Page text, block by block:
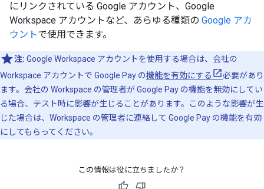
にリンクされている Google アカウント、Google
Workspace アカウントなど、あらゆる種類の Google アカ
ウントで使用できます。
注: Google Workspace アカウントを使用する場合は、会社の
Workspace アカウントで Google Pay の機能を有効にする
必要があり
ます。会社の Workspace の管理者が Google Pay の機能を無効にしてい
る場合、テスト時に影響が生じることがあります。このような影響が生
じた場合は、Workspace の管理者に連絡して Google Pay の機能を有効
にしてもらってください。
この情報は役に立ちましたか？